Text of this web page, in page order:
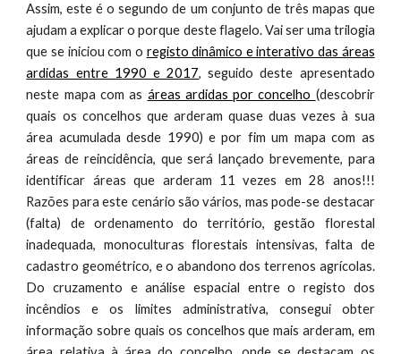
Assim, este é o segundo de um conjunto de três mapas que
ajudam a explicar o porque deste flagelo. Vai ser uma trilogia
que se iniciou com o registo dinâmico e interativo das áreas
ardidas entre 1990 e 2017, seguido deste apresentado
neste mapa com as áreas ardidas por concelho (descobrir
quais os concelhos que arderam quase duas vezes à sua
área acumulada desde 1990) e por fim um mapa com as
áreas de reincidência, que será lançado brevemente, para
identificar áreas que arderam 11 vezes em 28 anos!!!
Razões para este cenário são vários, mas pode-se destacar
(falta) de ordenamento do território, gestão florestal
inadequada, monoculturas florestais intensivas, falta de
cadastro geométrico, e o abandono dos terrenos agrícolas.
Do cruzamento e análise espacial entre o registo dos
incêndios e os limites administrativa, consegui obter
informação sobre quais os concelhos que mais arderam, em